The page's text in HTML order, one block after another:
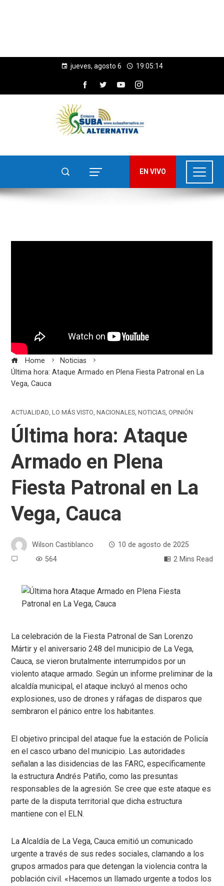
jueves, agosto 6 19:05:16
EN VIVO
Home
Noticias
Última hora: Ataque Armado en Plena Fiesta Patronal en La
Vega, Cauca
ACTUALIDAD,LO MÁS VISTO,NACIONALES,NOTICIAS,OPINIÓN
Última hora: Ataque
Armado en Plena
Fiesta Patronal en La
Vega, Cauca
Wilson Castiblanco
10 de agosto de 2025
564
2 Mins Read
La celebración de la Fiesta Patronal de San Lorenzo
Mártir y el aniversario 248 del municipio de La Vega,
Cauca, se vieron brutalmente interrumpidos por un
violento ataque armado. Según un informe preliminar de la
alcaldía municipal, el ataque incluyó al menos ocho
explosiones, uso de drones y ráfagas de disparos que
sembraron el pánico entre los habitantes.
El objetivo principal del ataque fue la estación de Policía
en el casco urbano del municipio. Las autoridades
señalan a las disidencias de las FARC, específicamente
la estructura Andrés Patiño, como las presuntas
responsables de la agresión. Se cree que este ataque es
parte de la disputa territorial que dicha estructura
mantiene con el ELN.
La Alcaldía de La Vega, Cauca emitió un comunicado
urgente a través de sus redes sociales, clamando a los
grupos armados para que detengan la violencia contra la
población civil. «Hacemos un llamado urgente a todos los